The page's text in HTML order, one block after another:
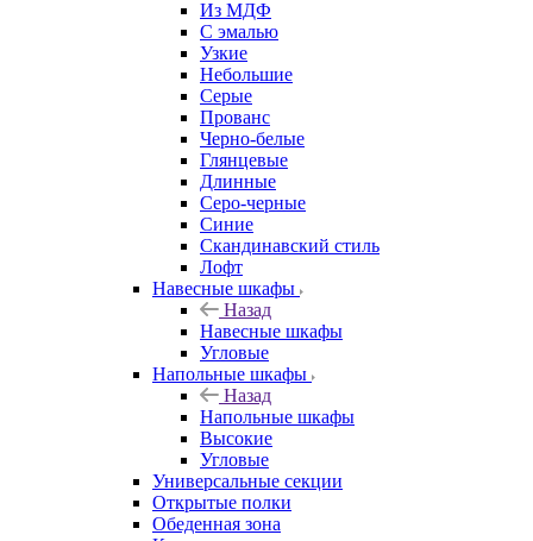
Из МДФ
С эмалью
Узкие
Небольшие
Серые
Прованс
Черно-белые
Глянцевые
Длинные
Серо-черные
Синие
Скандинавский стиль
Лофт
Навесные шкафы
Назад
Навесные шкафы
Угловые
Напольные шкафы
Назад
Напольные шкафы
Высокие
Угловые
Универсальные секции
Открытые полки
Обеденная зона